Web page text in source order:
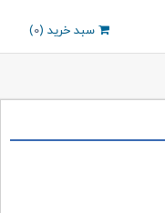
سبد خرید (0
)